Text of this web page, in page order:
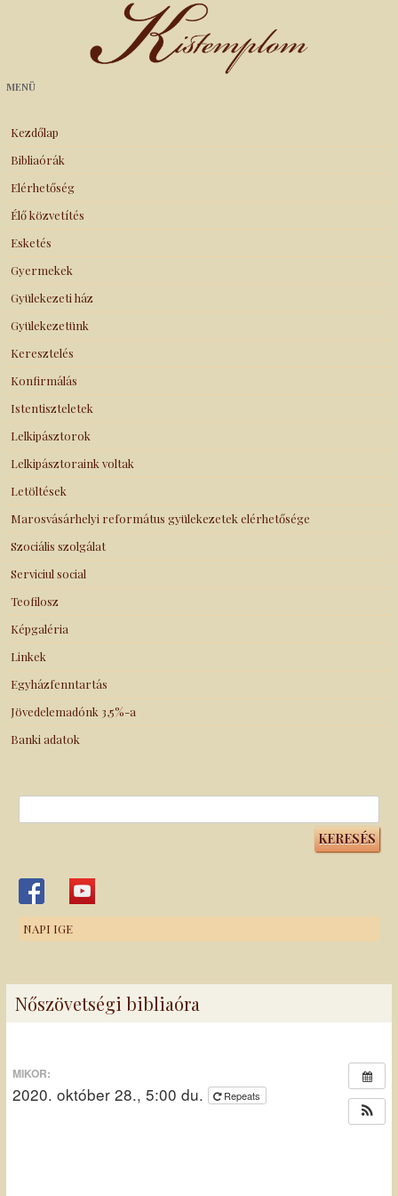
Kistemplom
MENÜ
Kezdőlap
Bibliaórák
Elérhetőség
Élő közvetítés
Esketés
Gyermekek
Gyülekezeti ház
Gyülekezetünk
Keresztelés
Konfirmálás
Istentiszteletek
Lelkipásztorok
Lelkipásztoraink voltak
Letöltések
Marosvásárhelyi református gyülekezetek elérhetősége
Szociális szolgálat
Serviciul social
Teofilosz
Képgaléria
Linkek
Egyházfenntartás
Jövedelemadónk 3,5%-a
Banki adatok
NAPI IGE
Nőszövetségi bibliaóra
MIKOR:
2020. október 28., 5:00 du. Repeats